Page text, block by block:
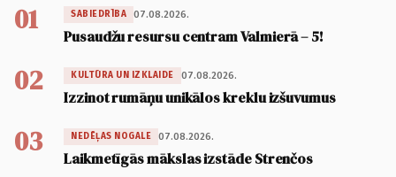
01 SABIEDRĪBA 07.08.2026.
Pusaudžu resursu centram Valmierā – 5!
02 KULTŪRA UN IZKLAIDE 07.08.2026.
Izzinot rumāņu unikālos kreklu izšuvumus
03 NEDĒĻAS NOGALE 07.08.2026.
Laikmetīgās mākslas izstāde Strenčos